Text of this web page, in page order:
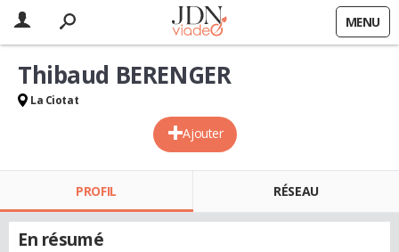
MENU
Ajouter
Thibaud BERENGER
La Ciotat
PROFIL RÉSEAU
En résumé